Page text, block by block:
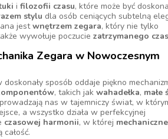
i filozofii czasu, które może być
stylu dla osób ceniących subtelną
jestwnętrzem zegara, który nie tylko
wywołuje poczucie zatrzymanego
Zegara w Nowoczesnym
sposób oddaje piękno
, takich jak wahadełka, małe
nas w tajemniczy świat, w
a wszystko działa w perfekcyjnej
czasowej harmonii, w której mechaniczne